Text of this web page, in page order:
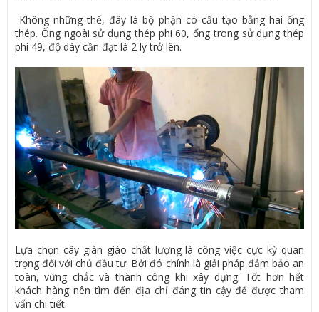
Không những thế, đây là bộ phận có cấu tạo bằng hai ống
thép. Ống ngoài sử dụng thép phi 60, ống trong sử dụng thép
phi 49, độ dày cần đạt là 2 ly trở lên.
Lựa chọn cây giàn giáo chất lượng là công việc cực kỳ quan
trọng đối với chủ đầu tư. Bởi đó chính là giải pháp đảm bảo an
toàn, vững chắc và thành công khi xây dựng. Tốt hơn hết
khách hàng nên tìm đến địa chỉ đáng tin cậy để được tham
vấn chi tiết.